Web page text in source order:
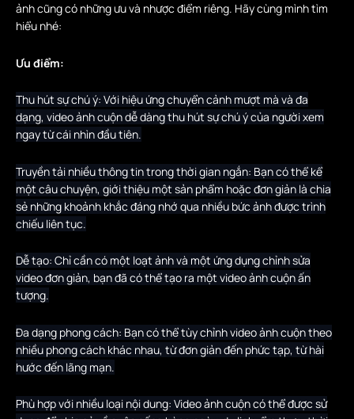
ảnh cũng có những ưu và nhược điểm riêng. Hãy cùng mình tìm
hiểu nhé:
Ưu điểm:
Thu hút sự chú ý: Với hiệu ứng chuyển cảnh mượt mà và đa
dạng, video ảnh cuộn dễ dàng thu hút sự chú ý của người xem
ngay từ cái nhìn đầu tiên.
Truyền tải nhiều thông tin trong thời gian ngắn: Bạn có thể kể
một câu chuyện, giới thiệu một sản phẩm hoặc đơn giản là chia
sẻ những khoảnh khắc đáng nhớ qua nhiều bức ảnh được trình
chiếu liên tục.
Dễ tạo: Chỉ cần có một loạt ảnh và một ứng dụng chỉnh sửa
video đơn giản, bạn đã có thể tạo ra một video ảnh cuộn ấn
tượng.
Đa dạng phong cách: Bạn có thể tùy chỉnh video ảnh cuộn theo
nhiều phong cách khác nhau, từ đơn giản đến phức tạp, từ hài
hước đến lãng mạn.
Phù hợp với nhiều loại nội dung: Video ảnh cuộn có thể được sử